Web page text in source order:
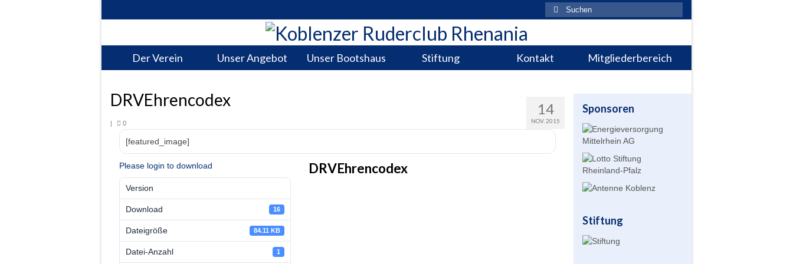
Suchen
nach:
Der Verein Unser Angebot Unser Bootshaus Stiftung Kontakt Mitgliederbereich
14
NOV. 2015
DRVEhrencodex
| 0
[featured_image]
Please login to download
Version
Download 16
Dateigröße 84.11 KB
Datei-Anzahl 1
DRVEhrencodex
Sponsoren
Stiftung